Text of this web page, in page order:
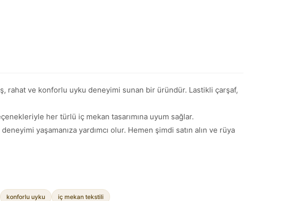
rahat ve konforlu uyku deneyimi sunan bir üründür. Lastikli çarşaf,
her türlü iç mekan tasarımına uyum sağlar.
yaşamanıza yardımcı olur. Hemen şimdi satın alın ve rüya
konforlu uyku iç mekan tekstili